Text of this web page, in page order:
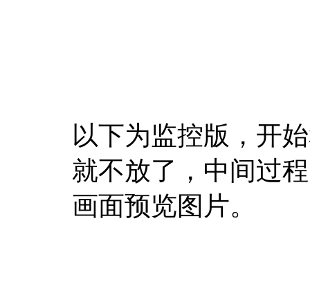
以下为监控版，开
就不放了，中间过
画面预览图片。